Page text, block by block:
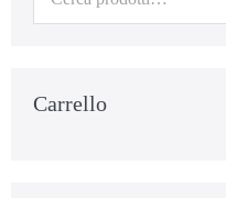
Carrello